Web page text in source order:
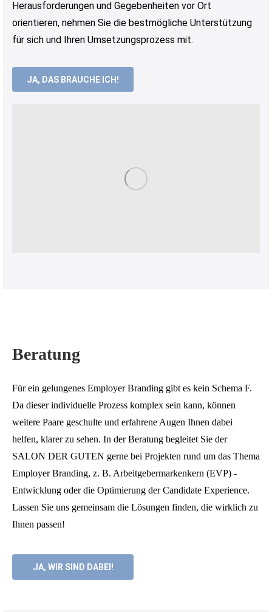
Herausforderungen und Gegebenheiten vor Ort
orientieren, nehmen Sie die bestmögliche Unterstützung
für sich und Ihren Umsetzungsprozess mit.
JA, DAS BRAUCHE ICH!
Beratung
Für ein gelungenes Employer Branding gibt es kein Schema F.
Da dieser individuelle Prozess komplex sein kann, können
weitere Paare geschulte und erfahrene Augen Ihnen dabei
helfen, klarer zu sehen. In der Beratung begleitet Sie der
SALON DER GUTEN gerne bei Projekten rund um das Thema
Employer Branding, z. B. Arbeitgebermarkenkern (EVP) -
Entwicklung oder die Optimierung der Candidate Experience.
Lassen Sie uns gemeinsam die Lösungen finden, die wirklich zu
Ihnen passen!
JA, WIR SIND DABEI!